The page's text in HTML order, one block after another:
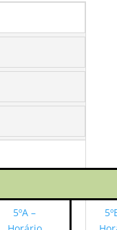
5ºA –